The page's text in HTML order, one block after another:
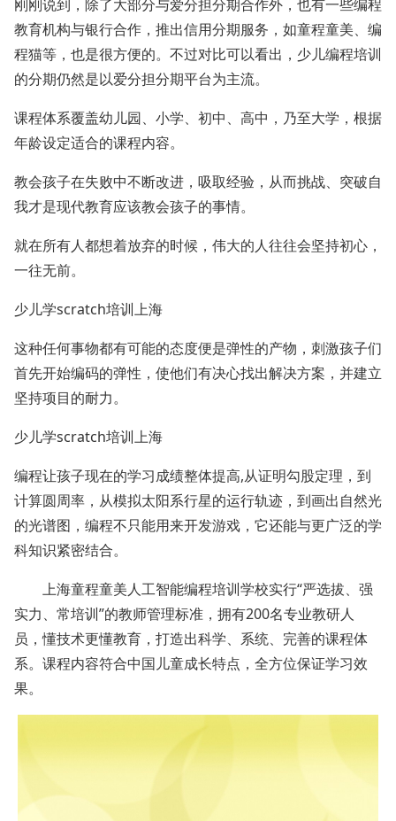
刚刚说到，除了大部分与爱分担分期合作外，也有一些编程
教育机构与银行合作，推出信用分期服务，如童程童美、编
程猫等，也是很方便的。不过对比可以看出，少儿编程培训
的分期仍然是以爱分担分期平台为主流。
课程体系覆盖幼儿园、小学、初中、高中，乃至大学，根据
年龄设定适合的课程内容。
教会孩子在失败中不断改进，吸取经验，从而挑战、突破自
我才是现代教育应该教会孩子的事情。
就在所有人都想着放弃的时候，伟大的人往往会坚持初心，
一往无前。
少儿学scratch培训上海
这种任何事物都有可能的态度便是弹性的产物，刺激孩子们
首先开始编码的弹性，使他们有决心找出解决方案，并建立
坚持项目的耐力。
少儿学scratch培训上海
编程让孩子现在的学习成绩整体提高,从证明勾股定理，到
计算圆周率，从模拟太阳系行星的运行轨迹，到画出自然光
的光谱图，编程不只能用来开发游戏，它还能与更广泛的学
科知识紧密结合。
上海童程童美人工智能编程培训学校实行“严选拔、强
实力、常培训”的教师管理标准，拥有200名专业教研人
员，懂技术更懂教育，打造出科学、系统、完善的课程体
系。课程内容符合中国儿童成长特点，全方位保证学习效
果。